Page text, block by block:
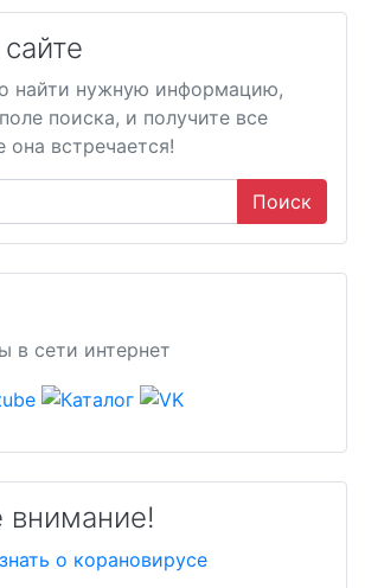
найти нужную информацию,
поиска, и получите все
она встречается!
Поиск
в сети интернет
внимание!